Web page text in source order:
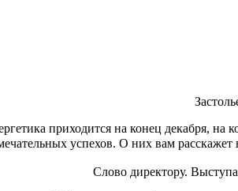
приходится на конец декабря, на
успехов. О них вам расскажет
Слово директору.